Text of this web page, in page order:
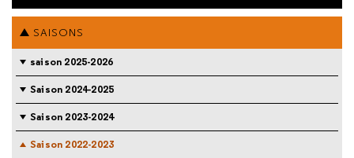
SAISONS
saison 2025-2026
Saison 2024-2025
Saison 2023-2024
Saison 2022-2023